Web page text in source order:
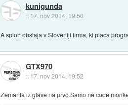
kunigunda
:: 17. nov 2014, 19:50
A sploh obstaja v Sloveniji firma, ki placa
GTX970
:: 17. nov 2014, 19:52
Zemanta iz glave na prvo.Samo ne code